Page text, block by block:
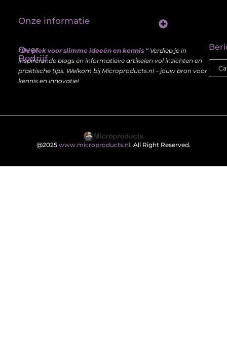
Over
Bedrijf
“De plek voor slimme ideeën en kennis “Verdiep je in
inspirerende blogs en informatieve artikelen vol inzichten en
praktische tips. Welkom bij Microproducts.nl – jouw bron voor
kennis en innovatie!
Onze informatie
@2025 www.microproducts.nl. All Right Reserved.